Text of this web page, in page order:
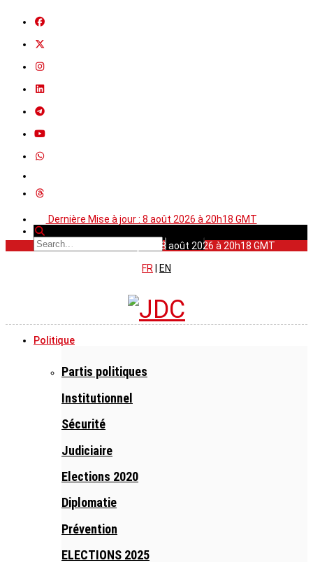
Dernière Mise à jour : 8 août 2026 à 20h18 GMT
Dernière Mise à jour : 8 août 2026 à 20h18 GMT
FR
EN
Politique
Partis politiques
Institutionnel
Sécurité
Judiciaire
Elections 2020
Diplomatie
Prévention
ELECTIONS 2025